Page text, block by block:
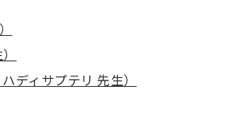
ディサプテリ 先生）